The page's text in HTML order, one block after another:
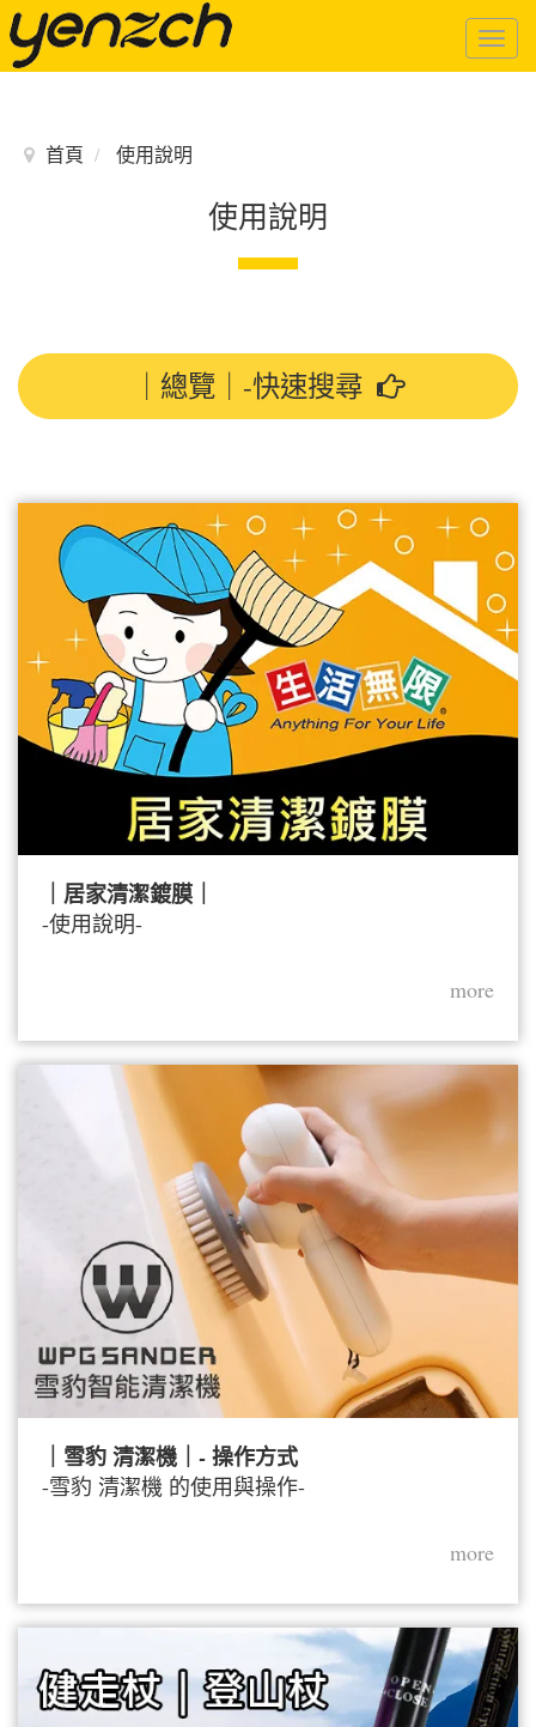
首頁 使用說明
使用說明
｜總覽｜-快速搜尋
｜居家清潔鍍膜｜
-使用說明-
more
｜雪豹 清潔機｜- 操作方式
-雪豹 清潔機 的使用與操作-
more